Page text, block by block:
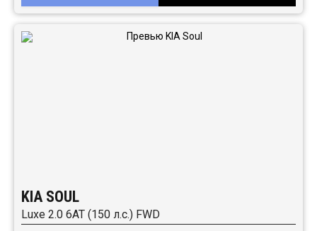
KIA SOUL
Luxe 2.0 6АТ (150 л.с.) FWD